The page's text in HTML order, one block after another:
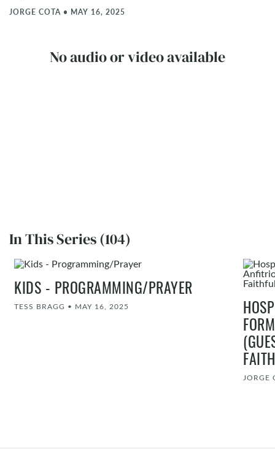
JORGE COTA • MAY 16, 2025
No audio or video available
In This Series (104)
KIDS - PROGRAMMING/PRAYER
TESS BRAGG • MAY 16, 2025
JORGE